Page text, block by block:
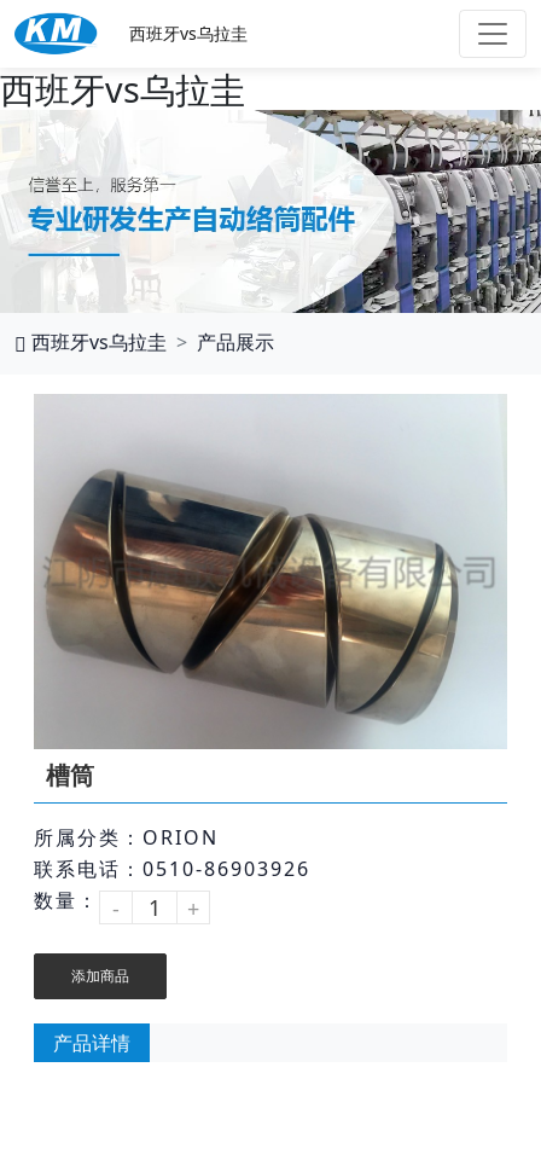
西班牙vs乌拉圭
西班牙vs乌拉圭
西班牙vs乌拉圭 产品展示
槽筒
所属分类：ORION
联系电话：0510-86903926
数量：
- +
添加商品
产品详情